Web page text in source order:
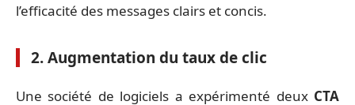
l’efficacité des messages clairs et concis.
2. Augmentation du taux de clic
Une société de logiciels a expérimenté deux CTA